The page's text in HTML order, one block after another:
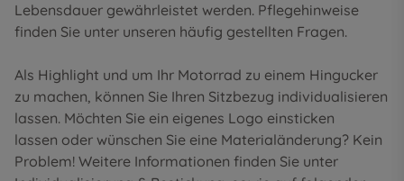
Lebensdauer gewährleistet werden. Pflegehinweise
finden Sie unter unseren häufig gestellten Fragen.
Als Highlight und um Ihr Motorrad zu einem Hingucker
zu machen, können Sie Ihren Sitzbezug individualisieren
lassen. Möchten Sie ein eigenes Logo einsticken
lassen oder wünschen Sie eine Materialänderung? Kein
Problem! Weitere Informationen finden Sie unter